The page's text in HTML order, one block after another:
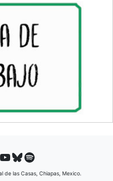
YouTube Bluesky Spotify
de las Casas, Chiapas, Mexico.